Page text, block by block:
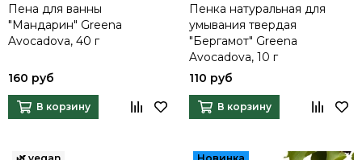
Пена для ванны
"Мандарин" Greena
Avocadova, 40 г
160 руб
В корзину
Пенка натуральная для
умывания твердая
"Бергамот" Greena
Avocadova, 10 г
110 руб
В корзину